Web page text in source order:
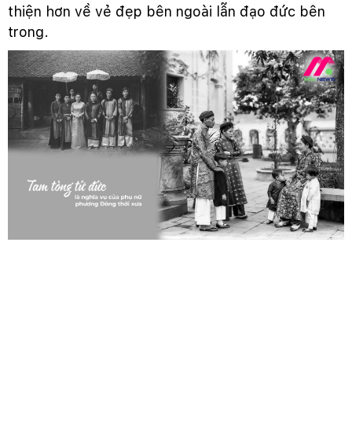
thiện hơn về vẻ đẹp bên ngoài lẫn đạo đức bên
trong.